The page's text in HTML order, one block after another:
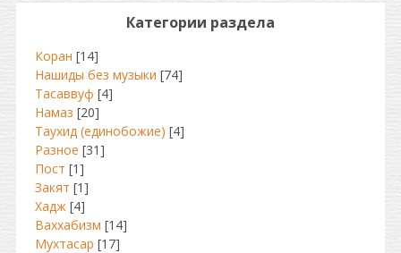
Категории раздела
Коран [14]
Нашиды без музыки [74]
Тасаввуф [4]
Намаз [20]
Таухид (единобожие) [4]
Разное [31]
Пост [1]
Закят [1]
Хадж [4]
Ваххабизм [14]
Мухтасар [17]